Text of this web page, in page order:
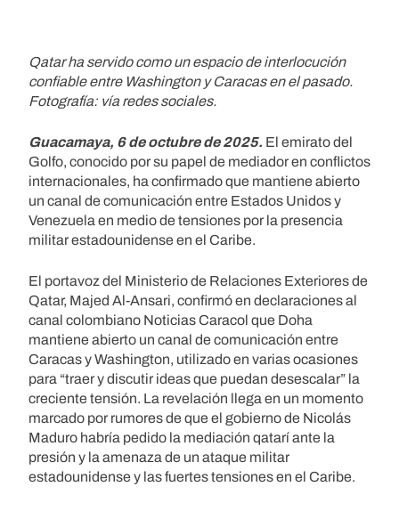
Qatar ha servido como un espacio de interlocución
confiable entre Washington y Caracas en el pasado.
Fotografía: vía redes sociales.
Guacamaya, 6 de octubre de 2025. El emirato del
Golfo, conocido por su papel de mediador en conflictos
internacionales, ha confirmado que mantiene abierto
un canal de comunicación entre Estados Unidos y
Venezuela en medio de tensiones por la presencia
militar estadounidense en el Caribe.
El portavoz del Ministerio de Relaciones Exteriores de
Qatar, Majed Al-Ansari, confirmó en declaraciones al
canal colombiano Noticias Caracol que Doha
mantiene abierto un canal de comunicación entre
Caracas y Washington, utilizado en varias ocasiones
para “traer y discutir ideas que puedan desescalar” la
creciente tensión. La revelación llega en un momento
marcado por rumores de que el gobierno de Nicolás
Maduro habría pedido la mediación qatarí ante la
presión y la amenaza de un ataque militar
estadounidense y las fuertes tensiones en el Caribe.